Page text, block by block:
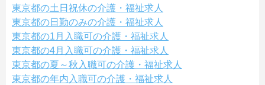
東京都の土日祝休の介護・福祉求人
東京都の日勤のみの介護・福祉求人
東京都の1月入職可の介護・福祉求人
東京都の4月入職可の介護・福祉求人
東京都の夏～秋入職可の介護・福祉求人
東京都の年内入職可の介護・福祉求人